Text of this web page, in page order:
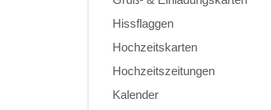
Hissflaggen
Hochzeitskarten
Hochzeitszeitungen
Kalender